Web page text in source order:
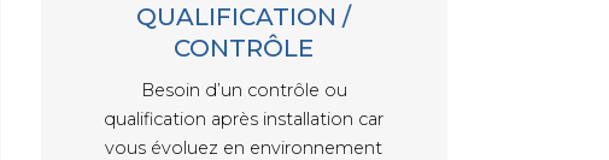
QUALIFICATION /
CONTRÔLE
Besoin d’un contrôle ou
qualification après installation car
vous évoluez en environnement